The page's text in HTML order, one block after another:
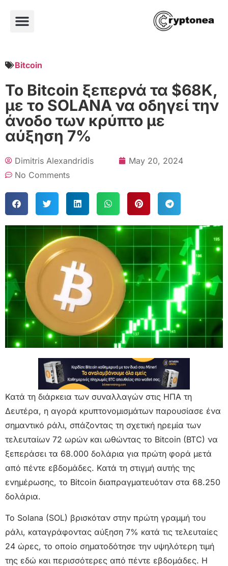
Bitcoin
Το Bitcoin ξεπερνά τα $68K,
με τo SOLANA να οδηγεί την
άνοδο των κρύπτο με
αύξηση 7%
Dimitris Alexandridis
May 20, 2024
No Comments
Κατά τη διάρκεια των συναλλαγών στις ΗΠΑ τη
Δευτέρα, η αγορά κρυπτονομισμάτων παρουσίασε ένα
σημαντικό ράλι, σπάζοντας τη σχετική ηρεμία των
τελευταίων 72 ωρών και ωθώντας το Bitcoin (BTC) να
ξεπεράσει τα 68.000 δολάρια για πρώτη φορά μετά
από πέντε εβδομάδες. Κατά τη στιγμή αυτής της
ενημέρωσης, το Bitcoin διαπραγματευόταν στα 68.250
δολάρια.
Το Solana (SOL) βρισκόταν στην πρώτη γραμμή του
ράλι, καταγράφοντας αύξηση 7% κατά τις τελευταίες
24 ώρες, το οποίο σηματοδότησε την υψηλότερη τιμή
της εδώ και περισσότερες από πέντε εβδομάδες. Η